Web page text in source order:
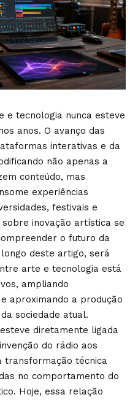
e tecnologia nunca esteve
anos. O avanço das
interativas e da
não apenas a
conteúdo, mas
experiências
festivais e
inovação artística se
o futuro da
deste artigo, será
arte e tecnologia está
ampliando
aproximando a produção
sociedade atual.
diretamente ligada
do rádio aos
transformação técnica
no comportamento do
Hoje, essa relação